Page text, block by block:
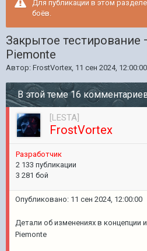
Для публикации в этом
боёв.
Закрытое
Piemonte
Автор: FrostVortex, 11 сен 2024, 12:00:00
В этой теме 16
[LESTA]
FrostVortex
Разработчик
2 133 публикации
3 281 бой
Опубликовано: 11 сен 2024, 12:00:00
Детали об изменениях в концепции
Piemonte